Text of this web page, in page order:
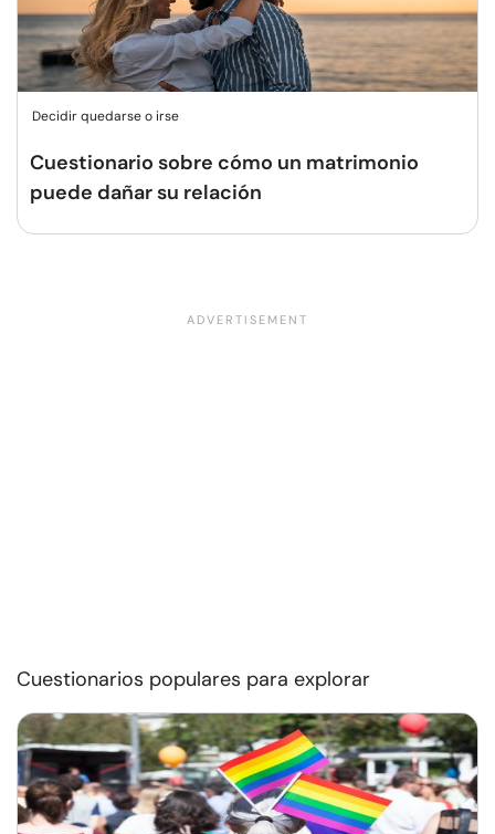
Decidir quedarse o irse
Cuestionario sobre cómo un matrimonio
puede dañar su relación
Cuestionarios populares para explorar